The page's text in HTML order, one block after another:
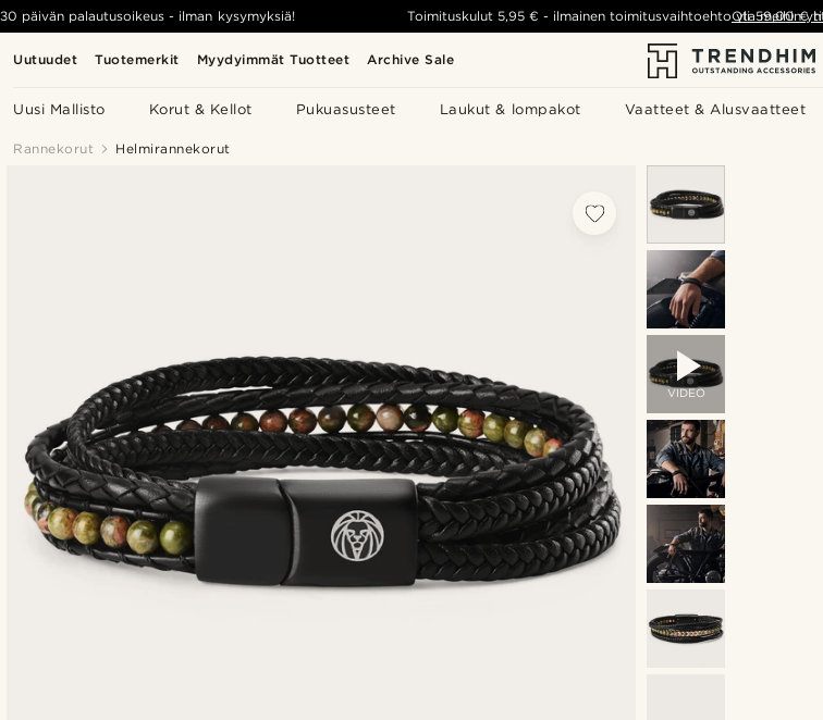
Uutuudet Tuotemerkit Myydyimmät Tuotteet Archive Sale
Uusi Mallisto Korut & Kellot Pukuasusteet Laukut & lompakot Vaatteet & Alusvaatteet
30 päivän palautusoikeus - ilman kysymyksiä! Toimituskulut 5,95 € - ilmainen toimitusvaihtoehto yli 59,00 €
Ota meihin
Rannekorut Helmirannekorut
VIDEO